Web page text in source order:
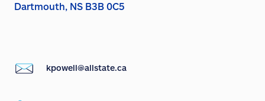
Dartmouth, NS B3B 0C5
kpowell@allstate.ca